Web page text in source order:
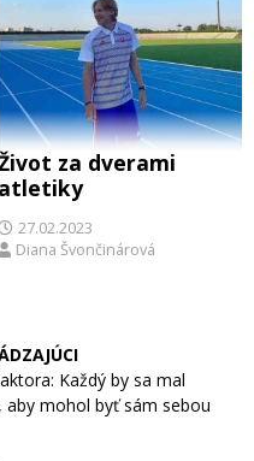
za dverami
atletiky
27.02.2023
Diana Švončinárová
Každý by sa mal
aby mohol byť sám sebou